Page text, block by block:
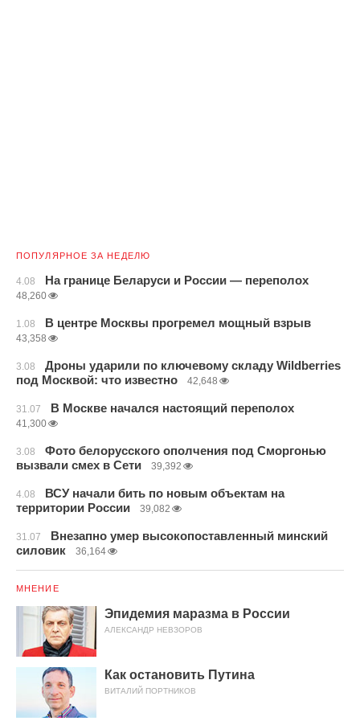
ПОПУЛЯРНОЕ ЗА НЕДЕЛЮ
4.08 На границе Беларуси и России — переполох
48,260
1.08 В центре Москвы прогремел мощный взрыв
43,358
3.08
Дроны ударили по ключевому складу Wildberries
под Москвой: что известно
42,648
31.07 В Москве начался настоящий переполох
41,300
3.08
Фото белорусского ополчения под Сморгонью
вызвали смех в Сети
39,392
4.08
ВСУ начали бить по новым объектам на
территории России
39,082
31.07
Внезапно умер высокопоставленный минский
силовик
36,164
МНЕНИЕ
Эпидемия маразма в России
АЛЕКСАНДР НЕВЗОРОВ
Как остановить Путина
ВИТАЛИЙ ПОРТНИКОВ